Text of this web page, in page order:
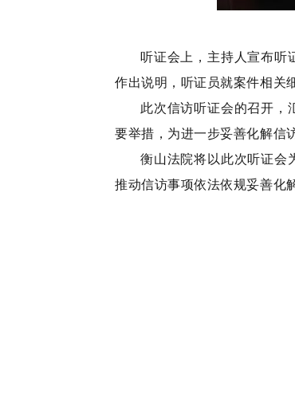
听证会上 ， 主持人宣布听
作出说明 ， 听证员就案件相关
此次信访听证会的召开 ，
要举措 ， 为进一步妥善化解信
衡山法院将以此次听证会
推动信访事项依法依规妥善化